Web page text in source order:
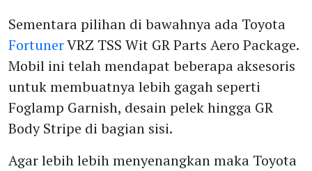
Sementara pilihan di bawahnya ada Toyota
FortunerVRZ TSS Wit GR Parts Aero Package.
Mobil ini telah mendapat beberapa aksesoris
untuk membuatnya lebih gagah seperti
Foglamp Garnish, desain pelek hingga GR
Body Stripe di bagian sisi.
Agar lebih lebih menyenangkan maka Toyota